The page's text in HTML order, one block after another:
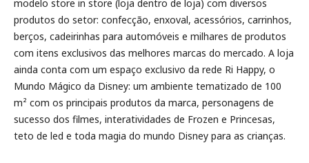
modelo store in store (loja dentro de loja) com diversos
produtos do setor: confecção, enxoval, acessórios, carrinhos,
berços, cadeirinhas para automóveis e milhares de produtos
com itens exclusivos das melhores marcas do mercado. A loja
ainda conta com um espaço exclusivo da rede Ri Happy, o
Mundo Mágico da Disney: um ambiente tematizado de 100
m² com os principais produtos da marca, personagens de
sucesso dos filmes, interatividades de Frozen e Princesas,
teto de led e toda magia do mundo Disney para as crianças.